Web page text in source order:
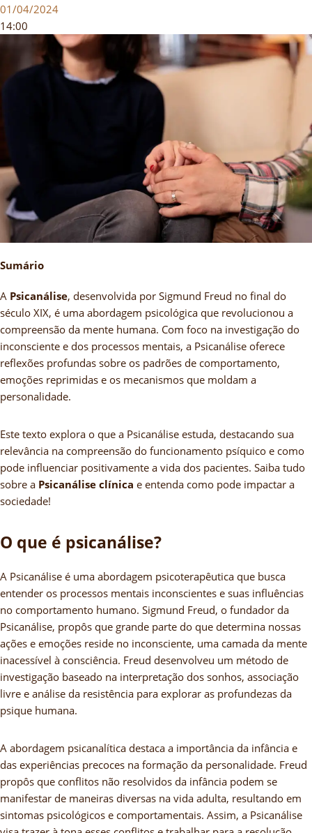
01/04/2024
14:00
Sumário
A Psicanálise, desenvolvida por Sigmund Freud no final do
século XIX, é uma abordagem psicológica que revolucionou a
compreensão da mente humana. Com foco na investigação do
inconsciente e dos processos mentais, a Psicanálise oferece
reflexões profundas sobre os padrões de comportamento,
emoções reprimidas e os mecanismos que moldam a
personalidade.
Este texto explora o que a Psicanálise estuda, destacando sua
relevância na compreensão do funcionamento psíquico e como
pode influenciar positivamente a vida dos pacientes. Saiba tudo
sobre a Psicanálise clínica e entenda como pode impactar a
sociedade!
O que é psicanálise?
A Psicanálise é uma abordagem psicoterapêutica que busca
entender os processos mentais inconscientes e suas influências
no comportamento humano. Sigmund Freud, o fundador da
Psicanálise, propôs que grande parte do que determina nossas
ações e emoções reside no inconsciente, uma camada da mente
inacessível à consciência. Freud desenvolveu um método de
investigação baseado na interpretação dos sonhos, associação
livre e análise da resistência para explorar as profundezas da
psique humana.
A abordagem psicanalítica destaca a importância da infância e
das experiências precoces na formação da personalidade. Freud
propôs que conflitos não resolvidos da infância podem se
manifestar de maneiras diversas na vida adulta, resultando em
sintomas psicológicos e comportamentais. Assim, a Psicanálise